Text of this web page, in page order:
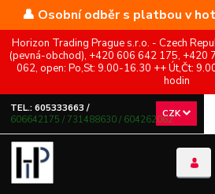
👤 Osobní odběr s platbou v
Horizon Trading Prague s.r.o. - Czech
(pevná-obchod), +420 606 642 175, +420
062, open: Po,St: 9.00-16.30 ++ Út,Čt:
hodin
CZK
TEL.: 605333663 /
606642175 / 731488630 / 604262062